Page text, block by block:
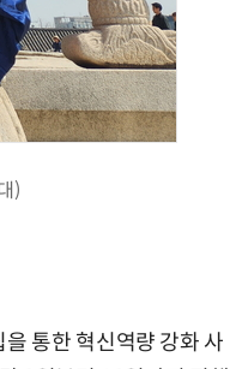
)
통한 혁신역량 강화 사